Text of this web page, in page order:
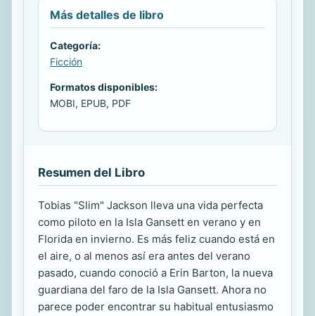
Más detalles de libro
Categoría:
Ficción
Formatos disponibles:
MOBI, EPUB, PDF
Resumen del Libro
Tobias "Slim" Jackson lleva una vida perfecta
como piloto en la Isla Gansett en verano y en
Florida en invierno. Es más feliz cuando está en
el aire, o al menos así era antes del verano
pasado, cuando conoció a Erin Barton, la nueva
guardiana del faro de la Isla Gansett. Ahora no
parece poder encontrar su habitual entusiasmo